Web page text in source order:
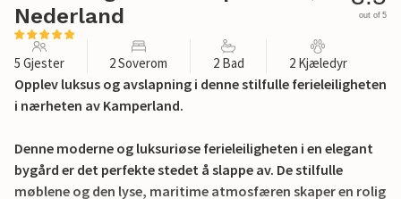
Nederland
out of 5
5 Gjester 2 Soverom 2 Bad 2 Kjæledyr
Opplev luksus og avslapning i denne stilfulle ferieleiligheten
i nærheten av Kamperland.
Denne moderne og luksuriøse ferieleiligheten i en elegant
bygård er det perfekte stedet å slappe av. De stilfulle
møblene og den lyse, maritime atmosfæren skaper en rolig